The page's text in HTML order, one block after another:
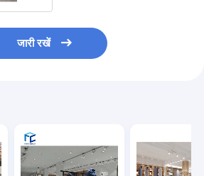
जारी रखें